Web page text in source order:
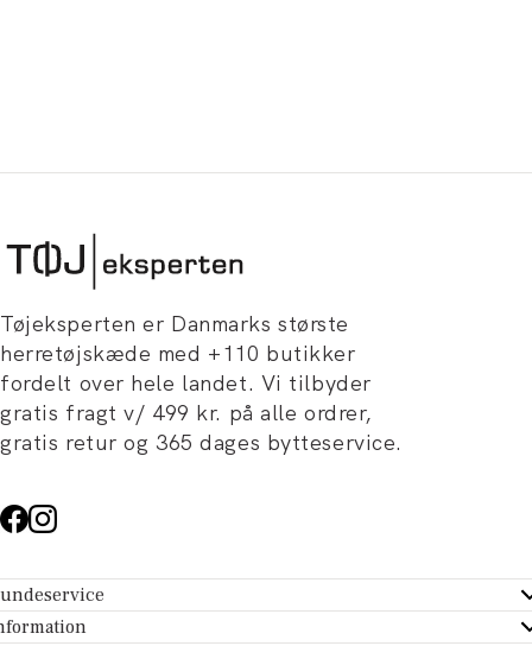
Tøjeksperten er Danmarks største
herretøjskæde med +110 butikker
fordelt over hele landet. Vi tilbyder
gratis fragt v/ 499 kr. på alle ordrer,
gratis retur og 365 dages bytteservice.
- Hjælpecenter
Tøjeksperten